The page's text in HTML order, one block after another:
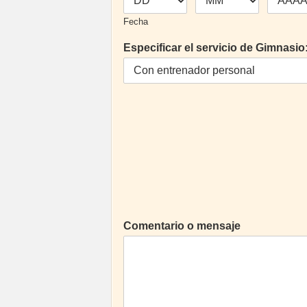
Fecha
Especificar el servicio de Gimnasio:
Comentario o mensaje